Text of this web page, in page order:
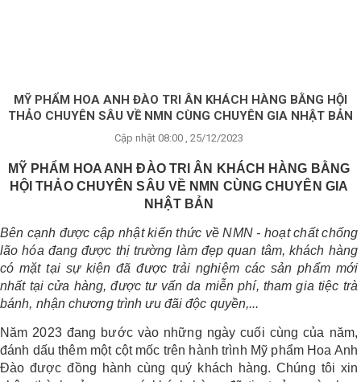
MỸ PHẨM HOA ANH ĐÀO TRI ÂN KHÁCH HÀNG BẰNG HỘI
THẢO CHUYÊN SÂU VỀ NMN CÙNG CHUYÊN GIA NHẬT BẢN
Cập nhật 08:00 , 25/12/2023
MỸ PHẨM HOA ANH ĐÀO TRI ÂN KHÁCH HÀNG BẰNG
HỘI THẢO CHUYÊN SÂU VỀ NMN CÙNG CHUYÊN GIA
NHẬT BẢN
Bên cạnh được cập nhật kiến thức về NMN - hoạt chất chống
lão hóa đang được thị trường làm đẹp quan tâm, khách hàng
có mặt tại sự kiện đã được trải nghiệm các sản phẩm mới
nhất tại cửa hàng, được tư vấn da miễn phí, tham gia tiệc trà
bánh, nhận chương trình ưu đãi độc quyền,...
Năm 2023 đang bước vào những ngày cuối cùng của năm,
đánh dấu thêm một cột mốc trên hành trình Mỹ phẩm Hoa Anh
Đào được đồng hành cùng quý khách hàng. Chúng tôi xin